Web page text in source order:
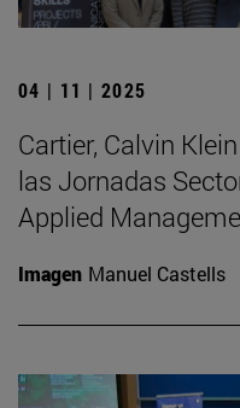
04 | 11 | 2025
Cartier, Calvin
las Jornadas
Applied
Imagen Manuel Castells